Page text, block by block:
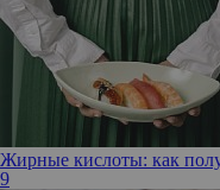
Жирные кислоты: как
9